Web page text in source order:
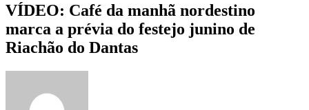
VÍDEO: Café da manhã nordestino
marca a prévia do festejo junino de
Riachão do Dantas